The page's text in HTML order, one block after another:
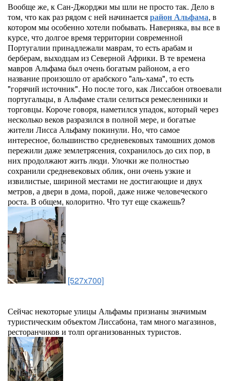
Вообще же, к Сан-Джорджи мы шли не просто так. Дело в
том, что как раз рядом с ней начинаетсярайон Альфама, в
котором мы особенно хотели побывать. Наверняка, вы все в
курсе, что долгое время территории современной
Португалии принадлежали маврам, то есть арабам и
берберам, выходцам из Северной Африки. В те времена
мавров Альфама был очень богатым районом, а его
название произошло от арабского "аль-хама", то есть
"горячий источник". Но после того, как Лиссабон отвоевали
португальцы, в Альфаме стали селиться ремесленники и
торговцы. Короче говоря, наметился упадок, который через
несколько веков разразился в полной мере, и богатые
жители Лисса Альфаму покинули. Но, что самое
интересное, большинство средневековых тамошних домов
пережили даже землетрясения, сохранилось до сих пор, в
них продолжают жить люди. Улочки же полностью
сохранили средневековых облик, они очень узкие и
извилистые, шириной местами не достигающие и двух
метров, а двери в дома, порой, даже ниже человеческого
роста. В общем, колоритно. Что тут еще скажешь?
[527x700]
Сейчас некоторые улицы Альфамы признаны значимым
туристическим объектом Лиссабона, там много магазинов,
ресторанчиков и толп организованных туристов.